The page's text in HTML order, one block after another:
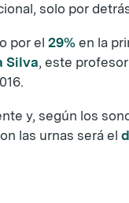
solo por
por el 29% en la
Silva, este
y, según los
las urnas será el